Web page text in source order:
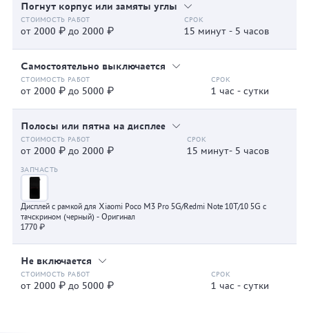
Погнут корпус или замяты углы
от 2000 ₽ до 2000 ₽ 15 минут - 5 часов
Самостоятельно выключается
от 2000 ₽ до 5000 ₽ 1 час - сутки
Полосы или пятна на дисплее
от 2000 ₽ до 2000 ₽ 15 минут- 5 часов
Дисплей с рамкой для Xiaomi Poco M3 Pro 5G/Redmi Note 10T/10 5G с
тачскрином (черный) - Оригинал
1770 ₽
Не включается
от 2000 ₽ до 5000 ₽ 1 час - сутки